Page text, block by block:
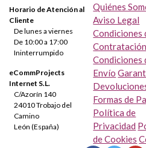
Horario de Atención al
Cliente
De lunes a viernes
De 10:00 a 17:00
Ininterrumpido
eCommProjects
Internet S.L.
C/Azorín 140
24010 Trobajo del
Camino
León (España)
Quiénes
Aviso Legal
Condiciones
Contratación
Condiciones
Envío
Formas de
Política de
Privacidad
de Cookies